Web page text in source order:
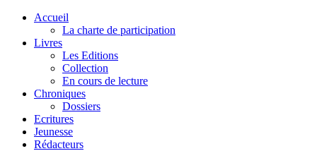
Accueil
La charte de participation
Livres
Les Editions
Collection
En cours de lecture
Chroniques
Dossiers
Ecritures
Jeunesse
Rédacteurs